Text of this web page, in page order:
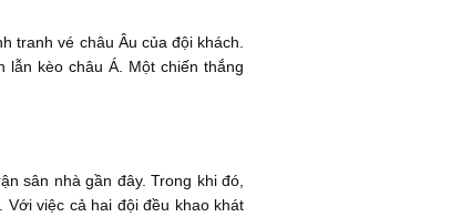
tranh vé châu Âu của đội khách.
lẫn kèo châu Á. Một chiến thắng
sân nhà gần đây. Trong khi đó,
việc cả hai đội đều khao khát